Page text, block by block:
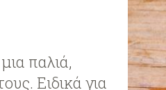
παλιά,
Ειδικά για